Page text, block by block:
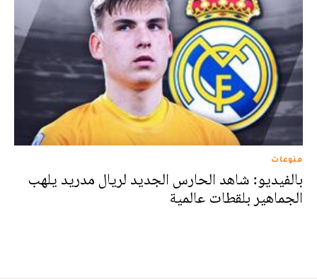
منوعات
بالفيديو: شاهد الحارس الجديد لريال مدريد يلهب
الجماهير بلقطات عالمية